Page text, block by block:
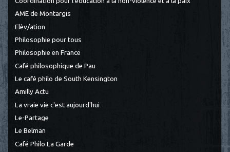
AME de Montargis
Elèv/ation
Philosophie pour tous
Philosophie en France
Café philosophique de Pau
Le café philo de South Kensington
Amilly Actu
La vraie vie c'est aujourd'hui
Le-Partage
Le Belman
Café Philo La Garde